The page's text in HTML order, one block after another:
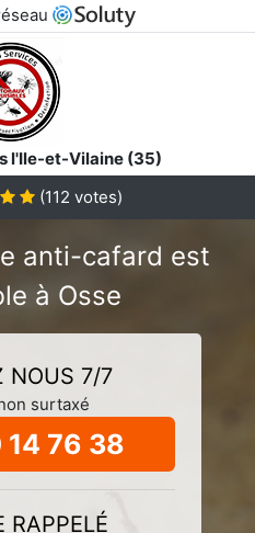
l'Ile-et-Vilaine (35)
(112 votes)
anti-cafard est
à Osse
NOUS 7/7
surtaxé
76 38
RAPPELÉ